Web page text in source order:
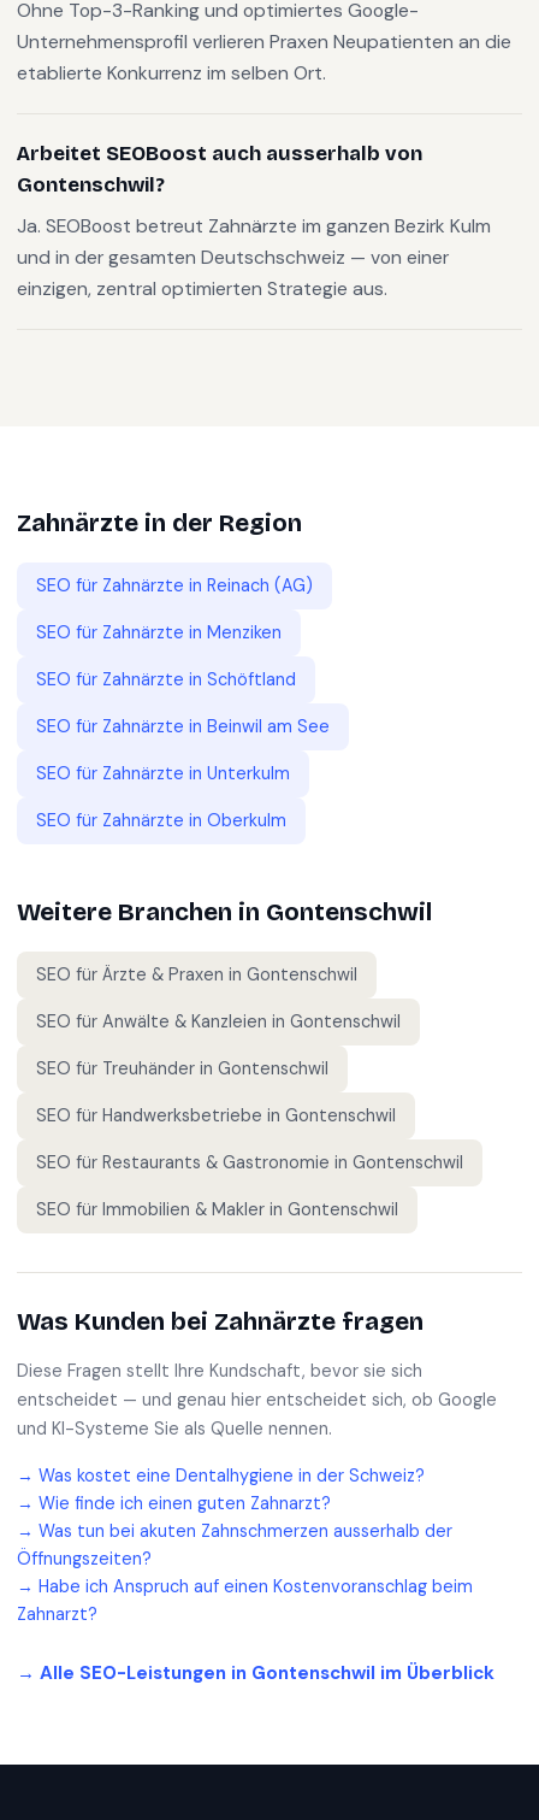
Ohne Top-3-Ranking und optimiertes Google-
Unternehmensprofil verlieren Praxen Neupatienten an die
etablierte Konkurrenz im selben Ort.
Arbeitet SEOBoost auch ausserhalb von
Gontenschwil?
Ja. SEOBoost betreut Zahnärzte im ganzen Bezirk Kulm
und in der gesamten Deutschschweiz — von einer
einzigen, zentral optimierten Strategie aus.
Zahnärzte in der Region
SEO für Zahnärzte in Reinach (AG)
SEO für Zahnärzte in Menziken
SEO für Zahnärzte in Schöftland
SEO für Zahnärzte in Beinwil am See
SEO für Zahnärzte in Unterkulm
SEO für Zahnärzte in Oberkulm
Weitere Branchen in Gontenschwil
SEO für Ärzte & Praxen in Gontenschwil
SEO für Anwälte & Kanzleien in Gontenschwil
SEO für Treuhänder in Gontenschwil
SEO für Handwerksbetriebe in Gontenschwil
SEO für Restaurants & Gastronomie in Gontenschwil
SEO für Immobilien & Makler in Gontenschwil
Was Kunden bei Zahnärzte fragen
Diese Fragen stellt Ihre Kundschaft, bevor sie sich
entscheidet — und genau hier entscheidet sich, ob Google
und KI-Systeme Sie als Quelle nennen.
→ Was kostet eine Dentalhygiene in der Schweiz?
→ Wie finde ich einen guten Zahnarzt?
→ Was tun bei akuten Zahnschmerzen ausserhalb der
Öffnungszeiten?
→ Habe ich Anspruch auf einen Kostenvoranschlag beim
Zahnarzt?
→ Alle SEO-Leistungen in Gontenschwil im Überblick